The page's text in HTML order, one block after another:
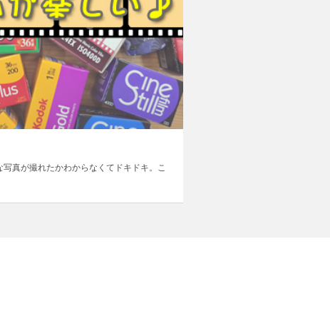
真が撮れたかわからなくてドキドキ。こ